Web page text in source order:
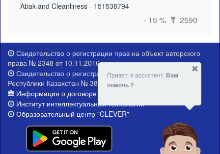
Abak and Cleanliness - 151538794
- 15 % ₸ 2590
Свидетельство о регистрации прав на объект авторского
права № 2348 от 10.11.2016 г.
Свидетельство о регистрации Министерства юстиции
Республики Казахстан № 381-Е от 21.02.2015 г.
Информация о договоре публичной оферты
Институт интеллектуальных технологий
Образовательный центр "CLEVER"
Привет, я ассистент. Вам
помочь ?